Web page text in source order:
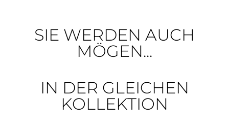
SIE WERDEN AUCH
MÖGEN...
IN DER GLEICHEN
KOLLEKTION